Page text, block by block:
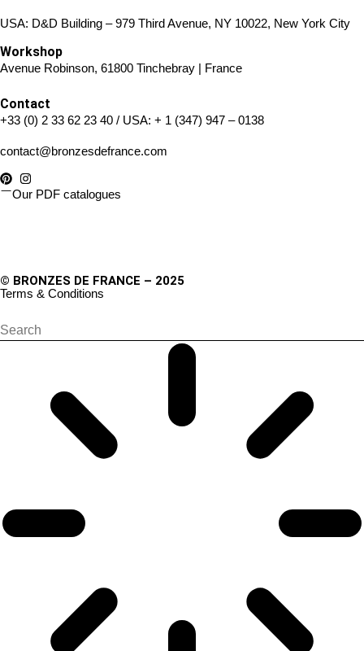
USA: D&D Building – 979 Third Avenue, NY 10022, New York City
Workshop
Avenue Robinson, 61800 Tinchebray | France
Contact
+33 (0) 2 33 62 23 40 / USA: + 1 (347) 947 – 0138
contact@bronzesdefrance.com
Our PDF catalogues
© BRONZES DE FRANCE – 2025
Terms & Conditions